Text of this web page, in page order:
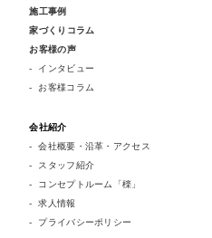
施工事例
家づくりコラム
お客様の声
インタビュー
お客様コラム
会社紹介
会社概要・沿革・アクセス
スタッフ紹介
コンセプトルーム「檪」
求人情報
プライバシーポリシー